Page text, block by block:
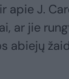
apie J.
ar jie
abiejų